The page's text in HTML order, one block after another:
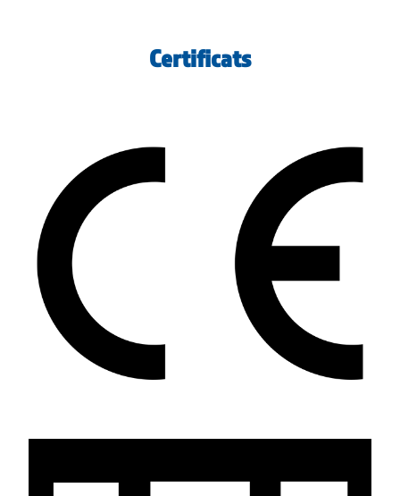
Certificats